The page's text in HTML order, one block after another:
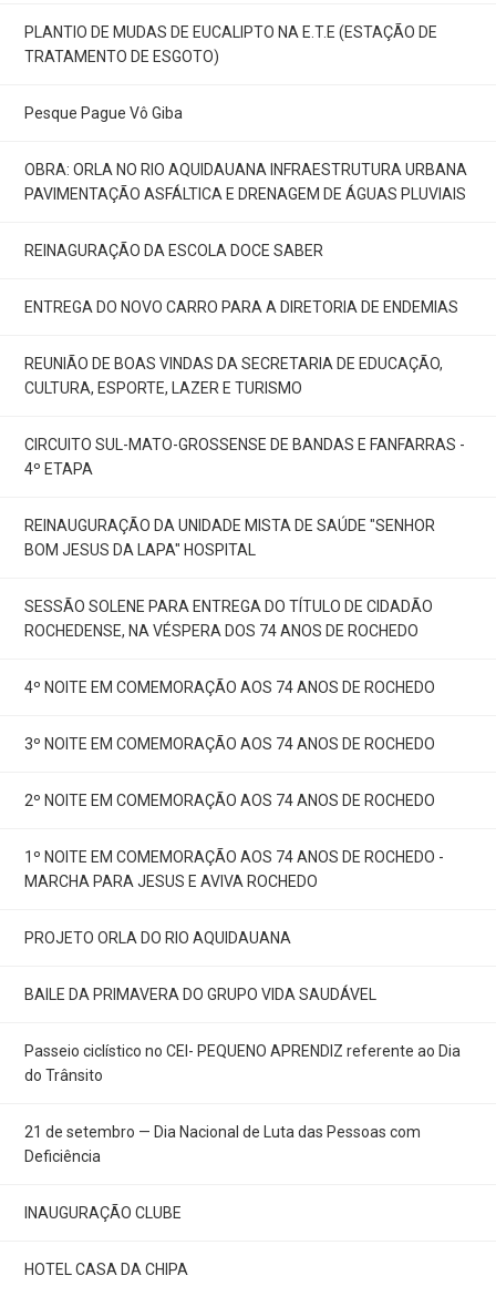
PLANTIO DE MUDAS DE EUCALIPTO NA E.T.E (ESTAÇÃO DE
TRATAMENTO DE ESGOTO)
Pesque Pague Vô Giba
OBRA: ORLA NO RIO AQUIDAUANA INFRAESTRUTURA URBANA
PAVIMENTAÇÃO ASFÁLTICA E DRENAGEM DE ÁGUAS PLUVIAIS
REINAGURAÇÃO DA ESCOLA DOCE SABER
ENTREGA DO NOVO CARRO PARA A DIRETORIA DE ENDEMIAS
REUNIÃO DE BOAS VINDAS DA SECRETARIA DE EDUCAÇÃO,
CULTURA, ESPORTE, LAZER E TURISMO
CIRCUITO SUL-MATO-GROSSENSE DE BANDAS E FANFARRAS -
4º ETAPA
REINAUGURAÇÃO DA UNIDADE MISTA DE SAÚDE "SENHOR
BOM JESUS DA LAPA" HOSPITAL
SESSÃO SOLENE PARA ENTREGA DO TÍTULO DE CIDADÃO
ROCHEDENSE, NA VÉSPERA DOS 74 ANOS DE ROCHEDO
4º NOITE EM COMEMORAÇÃO AOS 74 ANOS DE ROCHEDO
3º NOITE EM COMEMORAÇÃO AOS 74 ANOS DE ROCHEDO
2º NOITE EM COMEMORAÇÃO AOS 74 ANOS DE ROCHEDO
1º NOITE EM COMEMORAÇÃO AOS 74 ANOS DE ROCHEDO -
MARCHA PARA JESUS E AVIVA ROCHEDO
PROJETO ORLA DO RIO AQUIDAUANA
BAILE DA PRIMAVERA DO GRUPO VIDA SAUDÁVEL
Passeio ciclístico no CEI- PEQUENO APRENDIZ referente ao Dia
do Trânsito
21 de setembro — Dia Nacional de Luta das Pessoas com
Deficiência
INAUGURAÇÃO CLUBE
HOTEL CASA DA CHIPA